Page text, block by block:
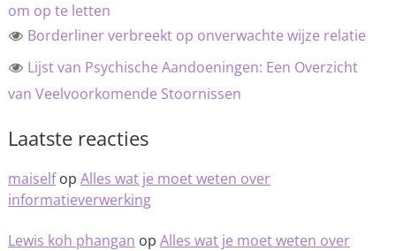
om op te letten
Borderliner verbreekt op onverwachte wijze relatie
Lijst van Psychische Aandoeningen: Een Overzicht
van Veelvoorkomende Stoornissen
Laatste reacties
maiselfop Alles wat je moet weten over
informatieverwerking
Lewis koh phangan op Alles wat je moet weten over